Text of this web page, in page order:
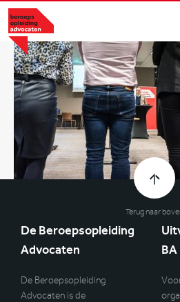
Terug naar
De Beroepsopleiding
Advocaten
De Beroepsopleiding
Advocaten is de
BA